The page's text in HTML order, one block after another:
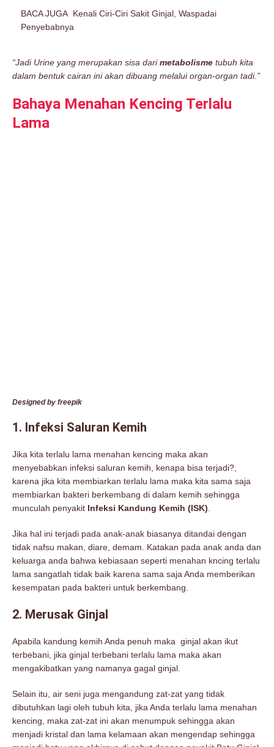
BACA JUGA Kenali Ciri-Ciri Sakit Ginjal, Waspadai
Penyebabnya
“Jadi Urine yang merupakan sisa darimetabolisme tubuh kita
dalam bentuk cairan ini akan dibuang melalui organ-organ tadi.”
Bahaya Menahan Kencing Terlalu
Lama
Designed by freepik
1. Infeksi Saluran Kemih
Jika kita terlalu lama menahan kencing maka akan
menyebabkan infeksi saluran kemih, kenapa bisa terjadi?,
karena jika kita membiarkan terlalu lama maka kita sama saja
membiarkan bakteri berkembang di dalam kemih sehingga
munculah penyakit Infeksi Kandung Kemih (ISK)
Jika hal ini terjadi pada anak-anak biasanya ditandai dengan
tidak nafsu makan, diare, demam. Katakan pada anak anda dan
keluarga anda bahwa kebiasaan seperti menahan kncing terlalu
lama sangatlah tidak baik karena sama saja Anda memberikan
kesempatan pada bakteri untuk berkembang.
2. Merusak Ginjal
Apabila kandung kemih Anda penuh maka ginjal akan ikut
terbebani, jika ginjal terbebani terlalu lama maka akan
mengakibatkan yang namanya gagal ginjal.
Selain itu, air seni juga mengandung zat-zat yang tidak
dibutuhkan lagi oleh tubuh kita, jika Anda terlalu lama menahan
kencing, maka zat-zat ini akan menumpuk sehingga akan
menjadi kristal dan lama kelamaan akan mengendap sehingga